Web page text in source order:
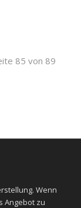
85 von 89
Wenn
Angebot zu